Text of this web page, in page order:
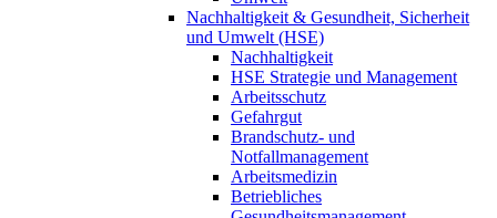
Nachhaltigkeit & Gesundheit, Sicherheit
und Umwelt (HSE)
Nachhaltigkeit
HSE Strategie und Management
Arbeitsschutz
Gefahrgut
Brandschutz- und
Notfallmanagement
Arbeitsmedizin
Betriebliches